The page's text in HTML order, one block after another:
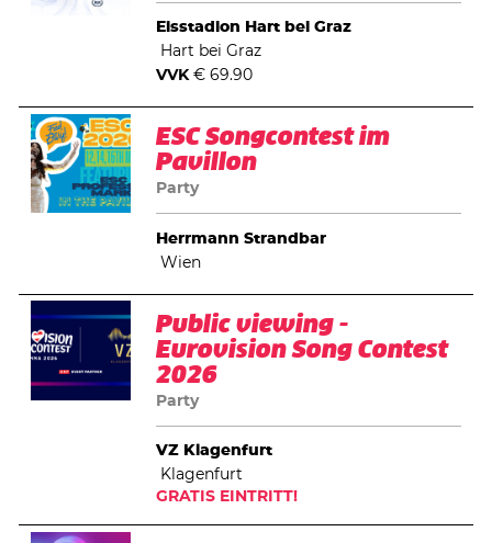
Eisstadion Hart bei Graz
Hart bei Graz
VVK€ 69.90
ESC Songcontest im
Pavillon
Party
Herrmann Strandbar
Wien
Public viewing -
Eurovision Song Contest
2026
Party
VZ Klagenfurt
Klagenfurt
GRATIS EINTRITT!